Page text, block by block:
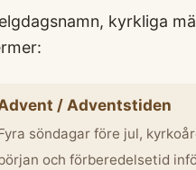
kyrkliga
/ Adventstiden
söndagar före jul,
och förberedelsetid